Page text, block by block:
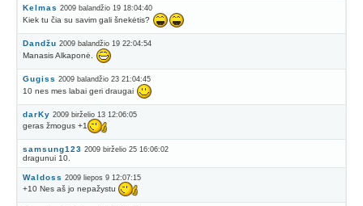
Kelmas 2009 balandžio 19 18:04:40
Kiek tu čia su savim gali šnekėtis?
Dandžu 2009 balandžio 19 22:04:54
Manasis Alkaponė.
Gugiss 2009 balandžio 23 21:04:45
10 nes mes labai geri draugai
darKy 2009 birželio 13 12:06:05
geras žmogus +1
samsung123 2009 birželio 25 16:06:02
dragunui 10.
Waldoss 2009 liepos 9 12:07:15
+10 Nes aš jo nepažystu